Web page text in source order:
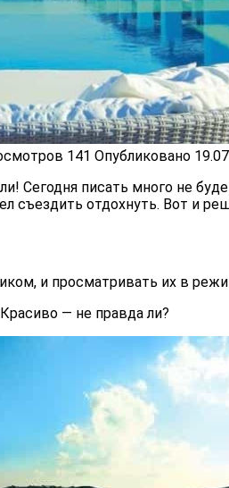
141 Опубликовано
Сегодня писать много не
съездить отдохнуть. Вот и
и просматривать их в
— не правда ли?